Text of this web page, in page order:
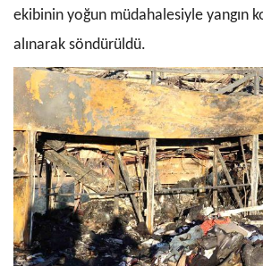
ekibinin yoğun müdahalesiyle yangın
alınarak söndürüldü.